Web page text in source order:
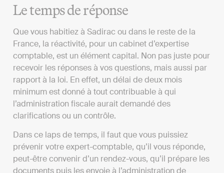
Le temps de réponse
Que vous habitiez à Sadirac ou dans le reste de la
France, la réactivité, pour un cabinet d’expertise
comptable, est un élément capital. Non pas juste pour
recevoir les réponses à vos questions, mais aussi par
rapport à la loi. En effet, un délai de deux mois
minimum est donné à tout contribuable à qui
l’administration fiscale aurait demandé des
clarifications ou un contrôle.
Dans ce laps de temps, il faut que vous puissiez
prévenir votre expert-comptable, qu’il vous réponde,
peut-être convenir d’un rendez-vous, qu’il prépare les
documents puis les envoie à l’administration de